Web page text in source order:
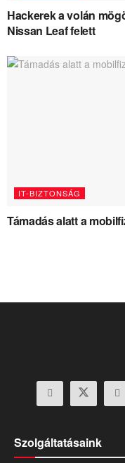
Hackerek a volán
Nissan Leaf felett
IT-BIZTONSÁG
Támadás alatt a
Szolgáltatásaink